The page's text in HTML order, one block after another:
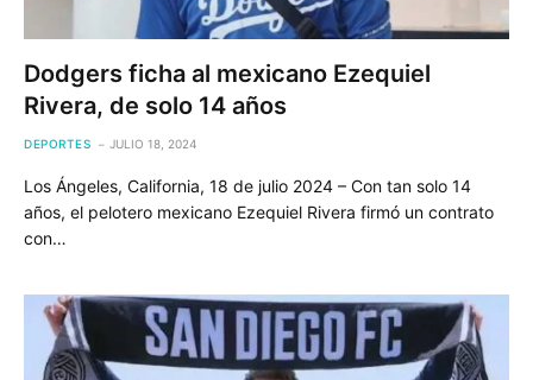
Dodgers ficha al mexicano Ezequiel
Rivera, de solo 14 años
DEPORTES JULIO 18, 2024
Los Ángeles, California, 18 de julio 2024 – Con tan solo 14
años, el pelotero mexicano Ezequiel Rivera firmó un contrato
con…